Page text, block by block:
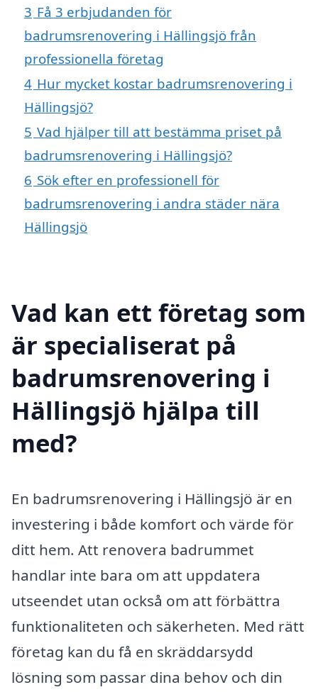
3 Få 3 erbjudanden för
badrumsrenovering i Hällingsjö från
professionella företag
4 Hur mycket kostar badrumsrenovering i
Hällingsjö?
5 Vad hjälper till att bestämma priset på
badrumsrenovering i Hällingsjö?
6 Sök efter en professionell för
badrumsrenovering i andra städer nära
Hällingsjö
Vad kan ett företag som
är specialiserat på
badrumsrenovering i
Hällingsjö hjälpa till
med?
En badrumsrenovering i Hällingsjö är en
investering i både komfort och värde för
ditt hem. Att renovera badrummet
handlar inte bara om att uppdatera
utseendet utan också om att förbättra
funktionaliteten och säkerheten. Med rätt
företag kan du få en skräddarsydd
lösning som passar dina behov och din